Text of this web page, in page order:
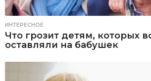
ИНТЕРЕСНОЕ
Что грозит детям, которых
оставляли на бабушек